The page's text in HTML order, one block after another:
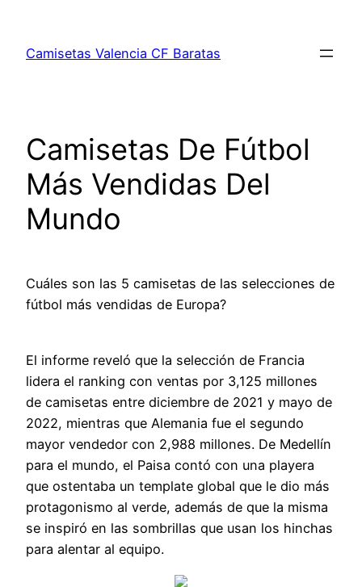
contenido
Camisetas Valencia CF Baratas
Camisetas De Fútbol
Más Vendidas Del
Mundo
Cuáles son las 5 camisetas de las selecciones de
fútbol más vendidas de Europa?
El informe reveló que la selección de Francia
lidera el ranking con ventas por 3,125 millones
de camisetas entre diciembre de 2021 y mayo de
2022, mientras que Alemania fue el segundo
mayor vendedor con 2,988 millones. De Medellín
para el mundo, el Paisa contó con una playera
que ostentaba un template global que le dio más
protagonismo al verde, además de que la misma
se inspiró en las sombrillas que usan los hinchas
para alentar al equipo.